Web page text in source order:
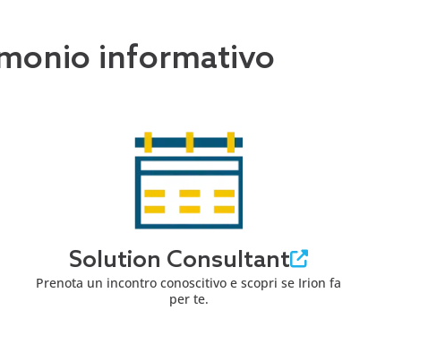
informativo
Solution Consultant
Prenota un incontro conoscitivo e scopri se Irion fa
per te.